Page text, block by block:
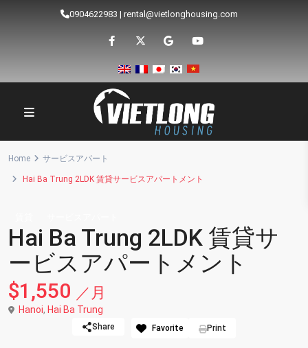
0904622983 | rental@vietlonghousing.com
Home サービスアパート
Hai Ba Trung 2LDK 賃貸サービスアパートメント
Hai Ba Trung 2LDK 賃貸サ
ービスアパートメント
$1,550 ／月
Hanoi, Hai Ba Trung
Share Favorite Print